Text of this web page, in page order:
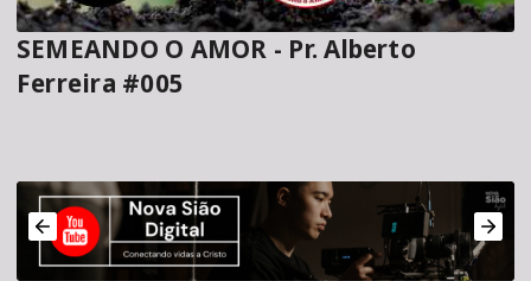
SEMEANDO O AMOR - Pr. Alberto
Ferreira #005